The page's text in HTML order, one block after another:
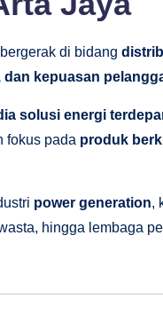
di bidang
dan kepuasan
solusi energi
fokus pada produk
power generation,
hingga lembaga